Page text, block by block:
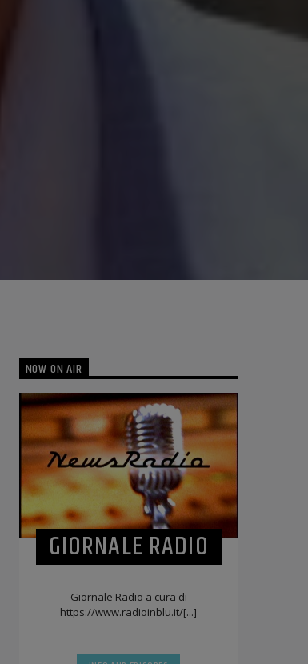
NOW ON AIR
GIORNALE RADIO
Giornale Radio a cura di
https://www.radioinblu.it/[...]